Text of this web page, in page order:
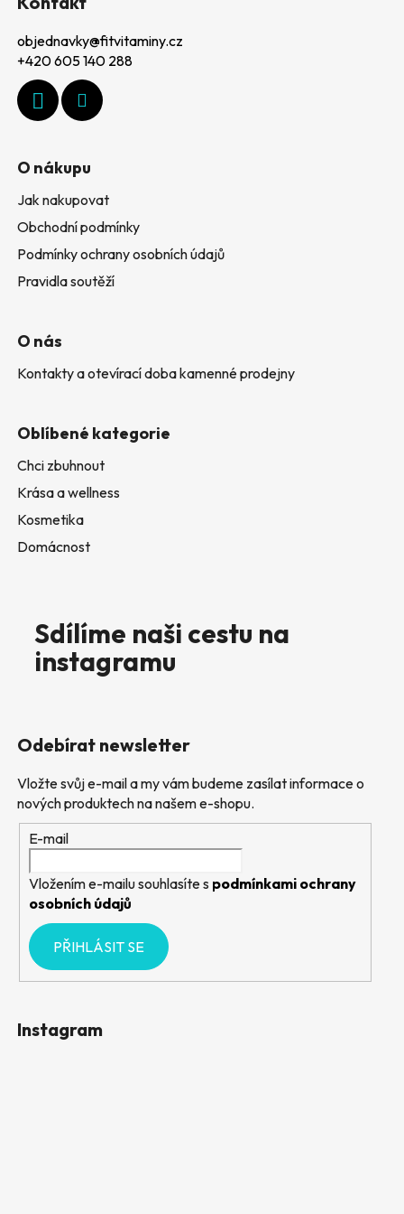
objednavky@fitvitaminy.cz
+420 605 140 288
O nákupu
Jak nakupovat
Obchodní podmínky
Podmínky ochrany osobních údajů
Pravidla soutěží
O nás
Kontakty a otevírací doba kamenné prodejny
Oblíbené kategorie
Chci zbuhnout
Krása a wellness
Kosmetika
Domácnost
Sdílíme naši cestu na
instagramu
Odebírat newsletter
Vložte svůj e-mail a my vám budeme zasílat informace o
nových produktech na našem e-shopu.
E-mail
Vložením e-mailu souhlasíte s podmínkami ochrany
osobních údajů
PŘIHLÁSIT SE
Instagram